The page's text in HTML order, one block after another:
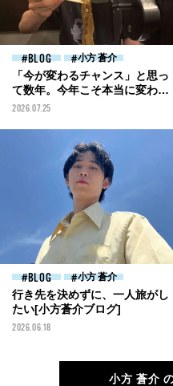
BLOG 小方 蒼介
「今が変わるチャンス」と思っ
て数年。今年こそ本当に変わろ
うかな[小方蒼介ブログ]
2026.07.25
BLOG 小方 蒼介
行き先を決めずに、一人旅がし
たい[小方蒼介ブログ]
2026.06.18
小方 蒼介